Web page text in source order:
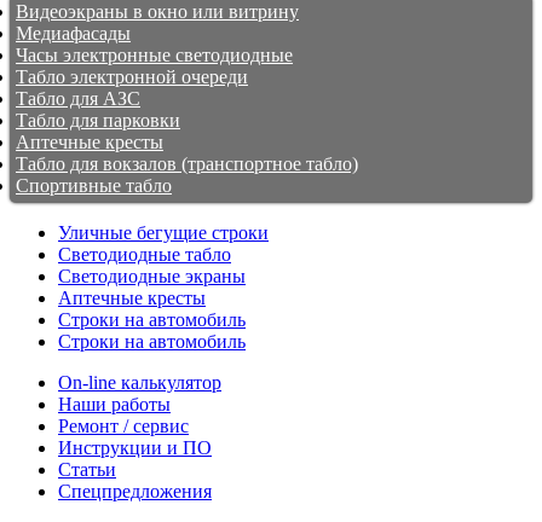
Видеоэкраны в окно или витрину
Медиафасады
Часы электронные светодиодные
Табло электронной очереди
Табло для АЗС
Табло для парковки
Аптечные кресты
Табло для вокзалов (транспортное табло)
Спортивные табло
Уличные бегущие строки
Светодиодные табло
Светодиодные экраны
Аптечные кресты
Строки на автомобиль
Строки на автомобиль
On-line калькулятор
Наши работы
Ремонт / сервис
Инструкции и ПО
Статьи
Спецпредложения